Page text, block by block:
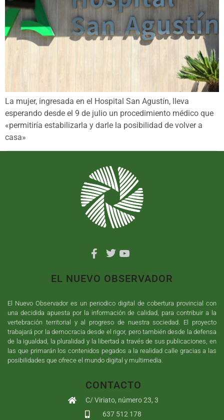
La mujer, ingresada en el Hospital San Agustín, lleva
esperando desde el 9 de julio un procedimiento médico que
«permitiría estabilizarla y darle la posibilidad de volver a
casa»
EL NUEVO OBSERVADOR
El Nuevo Observador es un periodico digital de cobertura provincial con
una decidida apuesta por la información de calidad, para contribuir a la
vertebración territorial y al progreso de nuestra sociedad. El proyecto
trabajará por la democracia desde el rigor, pero también desde la defensa
de la igualdad, la pluralidad y la libertad a través de sus publicaciones, en
las que primarán los contenidos pegados a la realidad calle gracias a las
posibilidades que ofrece el mundo digital y multimedia.
CONTACTO
C/ Viriato, número 23, 3
637 512 178